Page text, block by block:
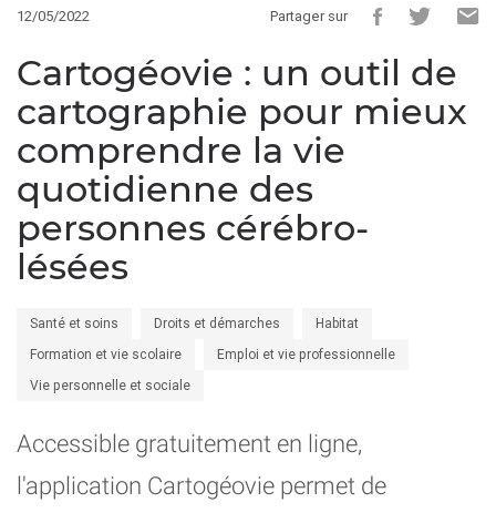
12/05/2022 Partager sur
Cartogéovie : un outil de
cartographie pour mieux
comprendre la vie
quotidienne des
personnes cérébro-
lésées
Santé et soins Droits et démarches
Habitat
Formation et vie scolaire
Emploi et vie professionnelle
Vie personnelle et sociale
Accessible gratuitement en ligne,
l'application Cartogéovie permet de